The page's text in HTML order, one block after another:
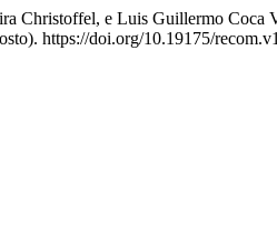
Christoffel, e Luis Guillermo Coca
https://doi.org/10.19175/